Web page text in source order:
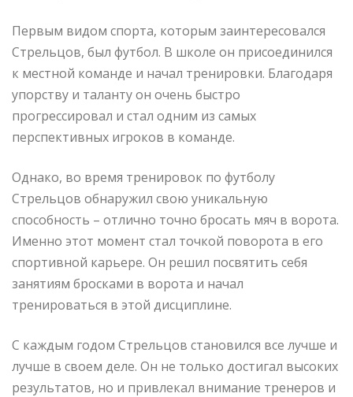
Первым видом спорта, которым заинтересовался
Стрельцов, был футбол. В школе он присоединился
к местной команде и начал тренировки. Благодаря
упорству и таланту он очень быстро
прогрессировал и стал одним из самых
перспективных игроков в команде.
Однако, во время тренировок по футболу
Стрельцов обнаружил свою уникальную
способность – отлично точно бросать мяч в ворота.
Именно этот момент стал точкой поворота в его
спортивной карьере. Он решил посвятить себя
занятиям бросками в ворота и начал
тренироваться в этой дисциплине.
С каждым годом Стрельцов становился все лучше и
лучше в своем деле. Он не только достигал высоких
результатов, но и привлекал внимание тренеров и